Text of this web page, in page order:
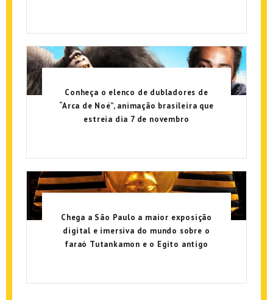
Conheça o elenco de dubladores de
“Arca de Noé”, animação brasileira que
estreia dia 7 de novembro
Chega a São Paulo a maior exposição
digital e imersiva do mundo sobre o
faraó Tutankamon e o Egito antigo